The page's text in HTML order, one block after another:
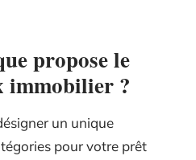
propose le
immobilier ?
un unique
pour votre prêt